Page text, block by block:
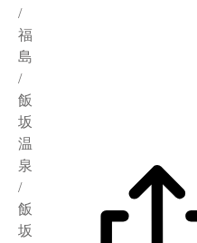
/
福
島
/
飯
坂
温
泉
/
飯
坂